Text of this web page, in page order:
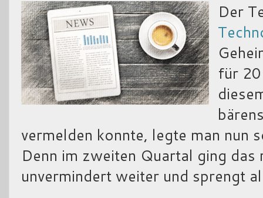
Der
für
vermelden konnte, legte man nun
Denn im zweiten Quartal ging das
unvermindert weiter und sprengt